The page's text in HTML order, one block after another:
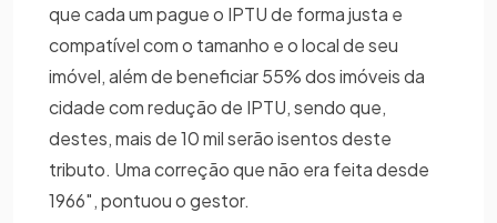
que cada um pague o IPTU de forma justa e
compatível com o tamanho e o local de seu
imóvel, além de beneficiar 55% dos imóveis da
cidade com redução de IPTU, sendo que,
destes, mais de 10 mil serão isentos deste
tributo. Uma correção que não era feita desde
1966″, pontuou o gestor.